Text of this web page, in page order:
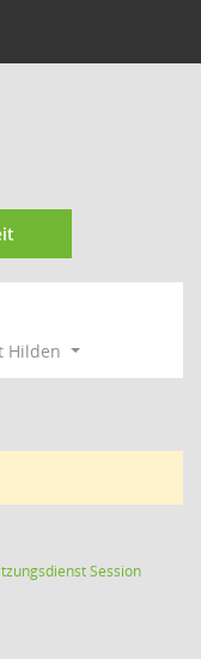
Hilden
Session(Wird in